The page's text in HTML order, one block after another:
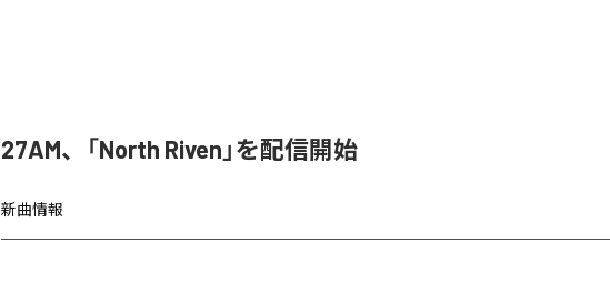
27AM、「North Riven」を配信開始
新曲情報